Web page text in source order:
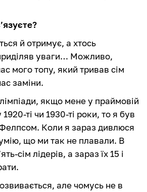
й отримує, а хтось
уваги… Можливо,
мого топу, який тривав сім
заміни.
якщо мене у праймовій
ті чи 1930-ті роки, то я був
Коли я зараз дивлюся
що ми так не плавали. В
сім лідерів, а зараз їх 15 і
але чомусь не в